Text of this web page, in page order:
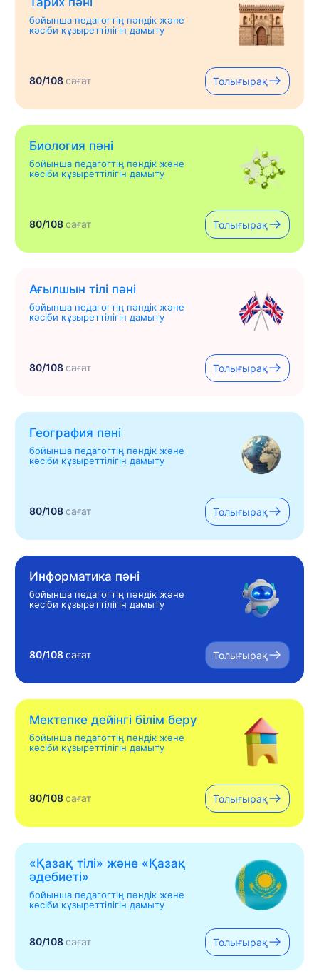
бойынша педагогтің пәндік және
кәсіби құзыреттілігін дамыту
80/108сағат Толығырақ
Биология пәні
бойынша педагогтің пәндік және
кәсіби құзыреттілігін дамыту
80/108сағат Толығырақ
Ағылшын тілі пәні
бойынша педагогтің пәндік және
кәсіби құзыреттілігін дамыту
80/108сағат Толығырақ
География пәні
бойынша педагогтің пәндік және
кәсіби құзыреттілігін дамыту
80/108сағат Толығырақ
Информатика пәні
бойынша педагогтің пәндік және
кәсіби құзыреттілігін дамыту
80/108сағат Толығырақ
Мектепке дейінгі білім беру
бойынша педагогтің пәндік және
кәсіби құзыреттілігін дамыту
80/108сағат Толығырақ
«Қазақ тілі» жəне «Қазақ
əдебиеті»
бойынша педагогтің пәндік және
кәсіби құзыреттілігін дамыту
80/108сағат Толығырақ